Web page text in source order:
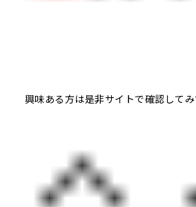
興味ある方は是非サイトで確認して